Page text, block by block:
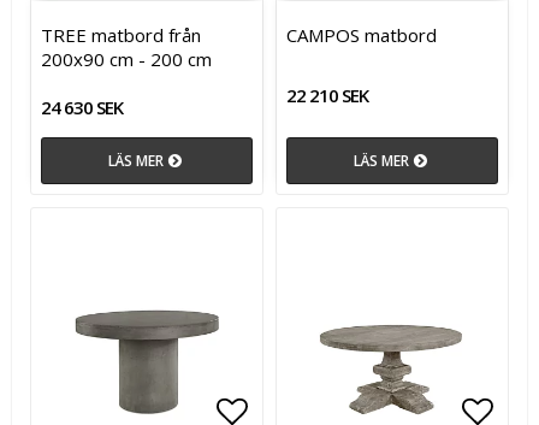
Lägg till i favoritlistan
TREE matbord från
200x90 cm - 200 cm
24 630 SEK
LÄS MER
CAMPOS matbord
22 210 SEK
LÄS MER